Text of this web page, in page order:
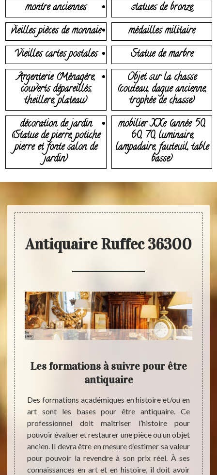
montre anciennes
statues de bronze
vieilles pièces de monnaie
médailles militaire
Vieilles cartes postales
Statue de marbre
Argenterie (Ménagère,
couverts dépareillés,
theillere, plateau)
Objet sur la chasse
(couteau, dague ancienne,
trophée de chasse)
décoration de jardin
(Statue de pierre, potiche
pierre et fonte salon de
jardin)
mobilier XXe (année 50,
60, 70, luminaire,
lampadaire, fauteuil, table
basse)
Antiquaire Ruffec 36300
et
est
vous
à
Les formations à suivre pour être
antiquaire
Des formations académiques en histoire et/ou en
art sont les bases pour être antiquaire. Ce
professionnel doit maîtriser l’histoire pour
pouvoir évaluer et restaurer une pièce ou un objet
ancien. Il devra être en mesure d’estimer sa valeur
pour pouvoir la revendre à son prix réel. À ses
connaissances en art et en histoire, il doit avoir
être
des